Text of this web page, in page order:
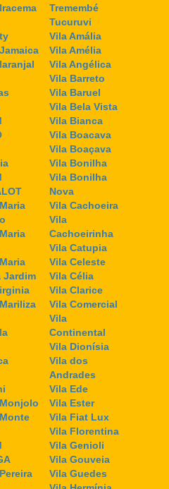
Jardim
Tremembé
Tucuruvi
Vila Amália
Vila Amélia
Vila Angélica
Vila Barreto
Vila Baruel
Vila Bela Vista
Vila Bianca
Vila Boacava
Vila Boaçava
Vila Bonilha
Vila Bonilha
Nova
Vila Cachoeira
Vila
Cachoeirinha
Vila Catupia
Vila Celeste
Vila Célia
Vila Clarice
Vila Comercial
Vila
Continental
Vila Dionísia
Vila dos
Andrades
Vila Ede
Vila Ester
Vila Fiat Lux
Vila Florentina
Vila Genioli
Vila Gouveia
Vila Guedes